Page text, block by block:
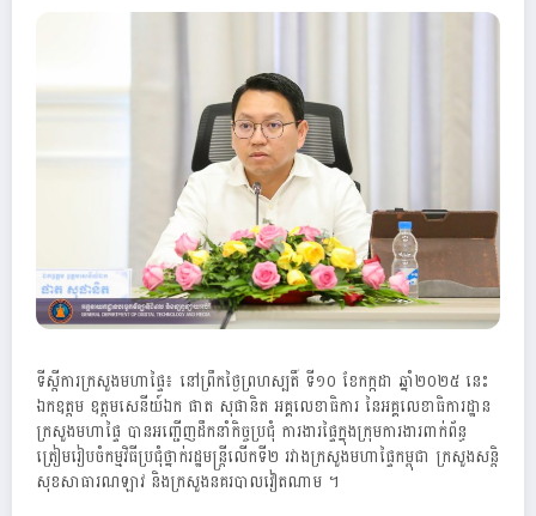
ទីស្តីការក្រសួងមហាផ្ទៃ៖ នៅព្រឹកថ្ងៃព្រហស្បតិ៍ ទី១០ ខែកក្កដា ឆ្នាំ២០២៥ នេះ
ឯកឧត្តម ឧត្តមសេនីយ៍ឯក ផាត សុផានិត អគ្គលេខាធិការ នៃអគ្គលេខាធិការដ្ឋាន
ក្រសួងមហាផ្ទៃ បានអញ្ជេីញដឹកនាំកិច្ចប្រជុំ ការងារផ្ទៃក្នុងក្រុមការងារពាក់ព័ន្ធ
ត្រៀមរៀបចំកម្មវិធីប្រជុំថ្នាក់រដ្ឋមន្ត្រីលេីកទី២ រវាងក្រសួងមហាផ្ទៃកម្ពុជា ក្រសួងសន្តិ
សុខសាធារណឡាវ និងក្រសួងនគរបាលវៀតណាម ។